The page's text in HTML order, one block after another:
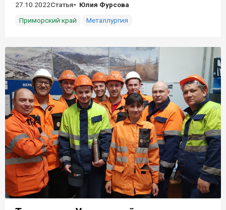
27.10.2022Статья
Юлия Фурсова
Приморский край
Металлургия